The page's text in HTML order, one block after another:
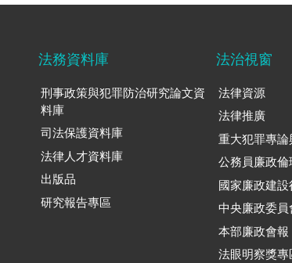
法務資料庫
刑事政策與犯罪防治研究論文資
料庫
司法保護資料庫
法律人才資料庫
出版品
研究報告專區
法治視窗
法律資源
法律推廣
重大犯罪專論
公務員廉政倫
國家廉政建設
中央廉政委員
本部廉政會報
法眼明察獎專